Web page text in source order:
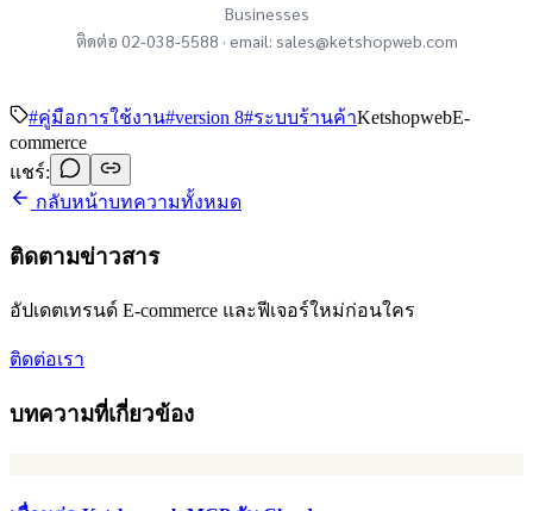
Businesses
ติดต่อ 02-038-5588 · email: sales@ketshopweb.com
#คู่มือการใช้งาน#version 8#ระบบร้านค้าKetshopwebE-
commerce
แชร์:
กลับหน้าบทความทั้งหมด
ติดตามข่าวสาร
อัปเดตเทรนด์ E-commerce และฟีเจอร์ใหม่ก่อนใคร
ติดต่อเรา
บทความที่เกี่ยวข้อง